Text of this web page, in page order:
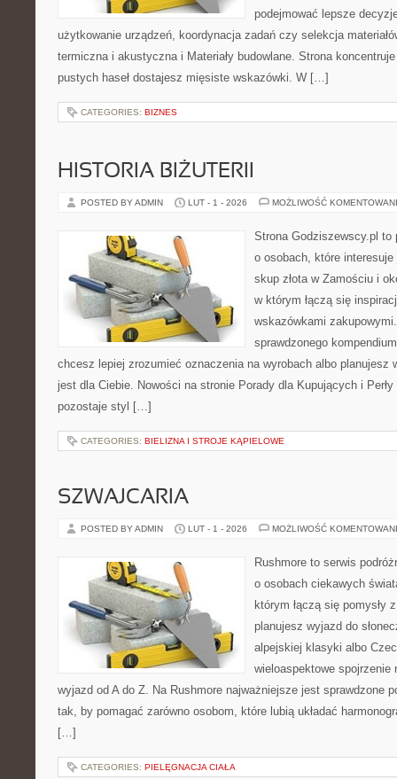
podejmować lepsze
użytkowanie urządzeń, koordynacja zadań czy selekcja
termiczna i akustyczna i Materiały budowlane. Strona
pustych haseł dostajesz mięsiste wskazówki. W […]
CATEGORIES: BIZNES
HISTORIA BIŻUTERII
POSTED BY ADMIN LUT - 1 - 2026 MOŻLIWOŚĆ
Strona Godziszewscy.pl to
o osobach, które
skup złota w Zamościu i
w którym łączą się
wskazówkami
sprawdzonego
chcesz lepiej zrozumieć oznaczenia na wyrobach albo planujesz
jest dla Ciebie. Nowości na stronie Porady dla Kupujących i
pozostaje styl […]
CATEGORIES: BIELIZNA I STROJE KĄPIELOWE
SZWAJCARIA
POSTED BY ADMIN LUT - 1 - 2026 MOŻLIWOŚĆ
Rushmore to serwis
o osobach ciekawych
którym łączą się pomysły
planujesz wyjazd do
alpejskiej klasyki albo
wieloaspektowe spojrzenie
wyjazd od A do Z. Na Rushmore najważniejsze jest sprawdzone
tak, by pomagać zarówno osobom, które lubią układać
[…]
CATEGORIES: PIELĘGNACJA CIAŁA